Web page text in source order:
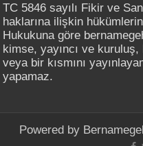
TC 5846 sayılı Fikir ve
haklarına ilişkin
Hukukuna göre
kimse, yayıncı ve kuruluş,
veya bir kısmını
yapamaz.
Powered by